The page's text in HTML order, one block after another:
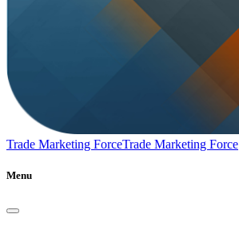
Trade Marketing ForceTrade Marketing Force
Menu